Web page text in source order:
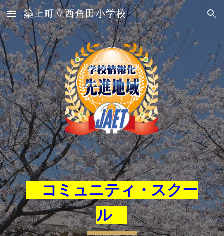
Skip to main content Skip to navigation
築上町立西角田小学校
コミュニティ・スクー
ル